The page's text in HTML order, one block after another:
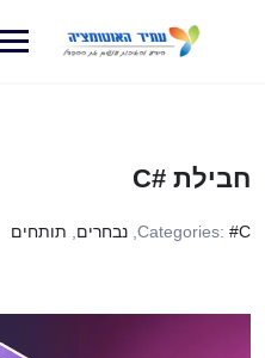
חבילת #C
Categories: #C נבחרים תותחים